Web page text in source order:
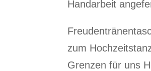
Handarbeit
zum
Grenzen für uns